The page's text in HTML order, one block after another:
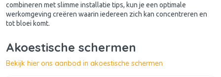
combineren met slimme installatie tips, kun je een optimale
werkomgeving creëren waarin iedereen zich kan concentreren en
tot bloei komt.
Akoestische schermen
Bekijk hier ons aanbod in akoestische schermen